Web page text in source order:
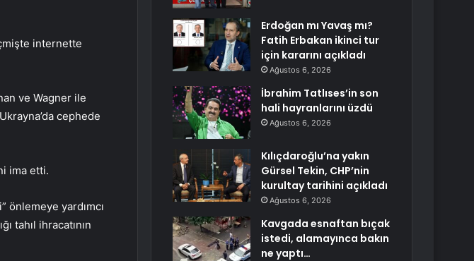
internette
ve Wagner ile
cephede
ima etti.
önlemeye yardımcı
tahıl ihracatının
Erdoğan mı Yavaş mı?
Fatih Erbakan ikinci tur
için kararını açıkladı
Ağustos 6, 2026
İbrahim Tatlıses’in son
hali hayranlarını üzdü
Ağustos 6, 2026
Kılıçdaroğlu’na yakın
Gürsel Tekin, CHP’nin
kurultay tarihini açıkladı
Ağustos 6, 2026
Kavgada esnaftan bıçak
istedi, alamayınca bakın
ne yaptı…